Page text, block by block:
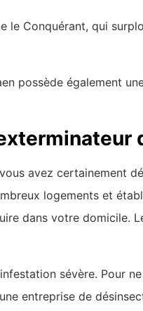
le Conquérant, qui
possède également
avez certainement
logements et
dans votre domicile.
sévère. Pour
entreprise de